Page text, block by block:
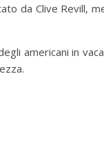
da Clive Revill,
americani in